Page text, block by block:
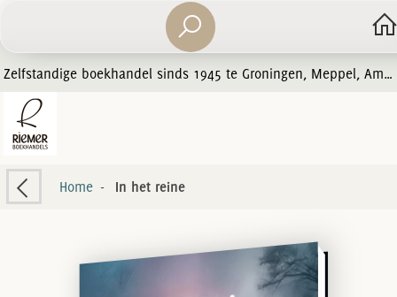
Zelfstandige boekhandel sinds 1945 te Groningen, Meppel, Amersfoort en Zwolle
Home- In het reine